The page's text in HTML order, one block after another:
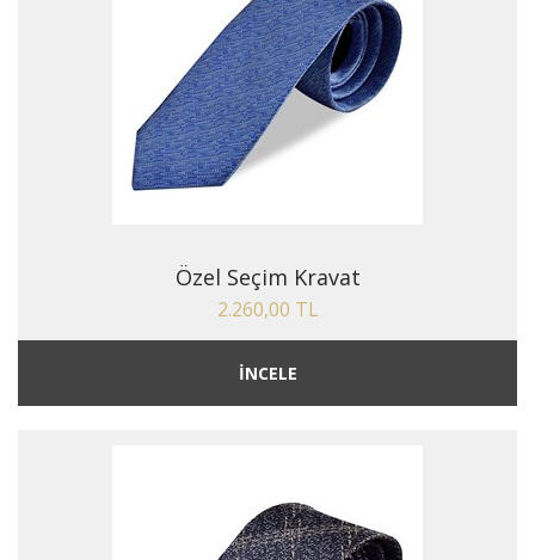
Özel Seçim Kravat
2.260,00 TL
İNCELE